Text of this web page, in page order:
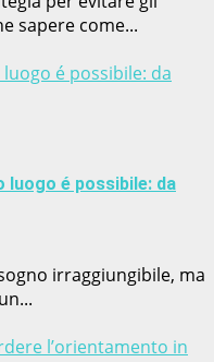
sapere come...
é possibile: da
luogo é possibile: da
irraggiungibile, ma
l’orientamento in